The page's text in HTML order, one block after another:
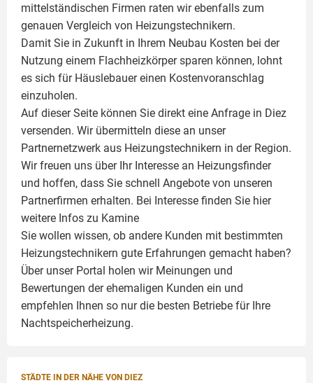
mittelständischen Firmen raten wir ebenfalls zum
genauen Vergleich von Heizungstechnikern.
Damit Sie in Zukunft in Ihrem Neubau Kosten bei der
Nutzung einem Flachheizkörpersparen können, lohnt
es sich für Häuslebauer einen Kostenvoranschlag
einzuholen.
Auf dieser Seite können Sie direkt eine Anfrage in Diez
versenden. Wir übermitteln diese an unser
Partnernetzwerk aus Heizungstechnikern in der Region.
Wir freuen uns über Ihr Interesse an Heizungsfinder
und hoffen, dass Sie schnell Angebote von unseren
Partnerfirmen erhalten. Bei Interesse finden Sie hier
weitere Infos zu Kamine
Sie wollen wissen, ob andere Kunden mit bestimmten
Heizungstechnikern gute Erfahrungen gemacht haben?
Über unser Portal holen wir Meinungen und
Bewertungen der ehemaligen Kunden ein und
empfehlen Ihnen so nur die besten Betriebe für Ihre
Nachtspeicherheizung.
STÄDTE IN DER NÄHE VON DIEZ